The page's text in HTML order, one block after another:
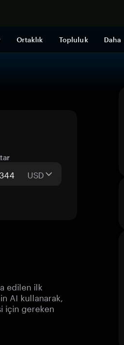
Ortaklık Topluluk Daha
USD
edilen ilk
AI kullanarak,
için gereken